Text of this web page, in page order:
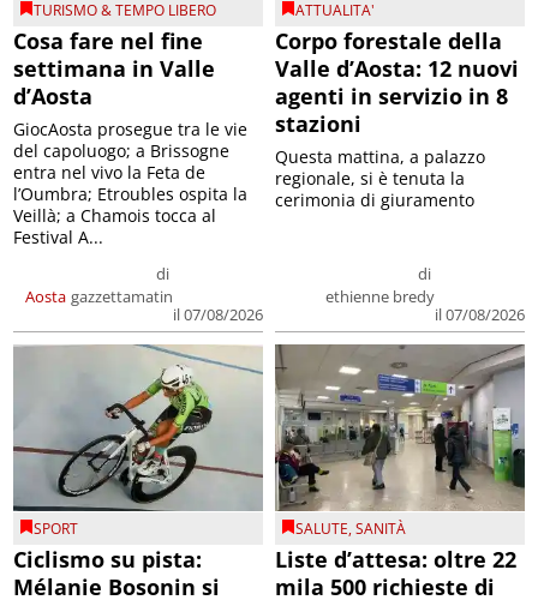
TURISMO & TEMPO LIBERO
Cosa fare nel fine
settimana in Valle
d’Aosta
Aosta
di
gazzettamatin
il 07/08/2026
GiocAosta prosegue tra le vie
del capoluogo; a Brissogne
entra nel vivo la Feta de
l’Oumbra; Etroubles ospita la
Veillà; a Chamois tocca al
Festival A...
ATTUALITA'
Corpo forestale della
Valle d’Aosta: 12 nuovi
agenti in servizio in 8
stazioni
di
ethienne bredy
il 07/08/2026
Questa mattina, a palazzo
regionale, si è tenuta la
cerimonia di giuramento
SPORT
Ciclismo su pista:
Mélanie Bosonin si
SALUTE,SANITÀ
Liste d’attesa: oltre 22
mila 500 richieste di